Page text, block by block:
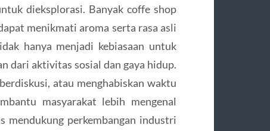
dieksplorasi. Banyak coffe shop
menikmati aroma serta rasa asli
hanya menjadi kebiasaan untuk
dari aktivitas sosial dan gaya hidup.
atau menghabiskan waktu
masyarakat lebih mengenal
mendukung perkembangan industri